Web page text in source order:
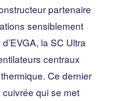
partenaire
sensiblement
la SC Ultra
centraux
Ce dernier
cuivrée qui se met